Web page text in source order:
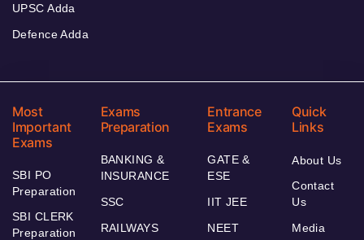
UPSC Adda
Defence Adda
Most
Important
Exams
SBI PO
Preparation
SBI CLERK
Preparation
Exams
Preparation
BANKING &
INSURANCE
SSC
RAILWAYS
Entrance
Exams
GATE &
ESE
IIT JEE
NEET
Quick
Links
About Us
Contact
Us
Media